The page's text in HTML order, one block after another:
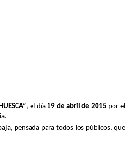
, el día 19 de abril de 2015 por el
pensada para todos los públicos, que